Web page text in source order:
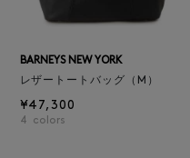
BARNEYS NEW YORK
レザートートバッグ（M）
¥47,300
4 colors